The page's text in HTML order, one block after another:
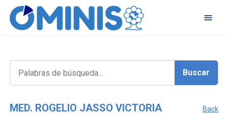
MED. ROGELIO JASSO VICTORIA Back